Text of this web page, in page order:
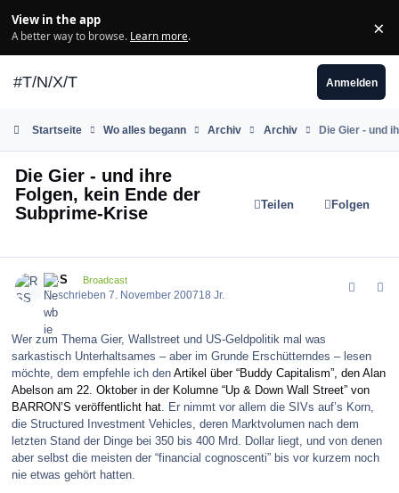
View in the app
A better way to browse. Learn more. ×
#T/N/X/T Anmelden
Startseite Wo alles begann Archiv Archiv Die Gier - und
Die Gier - und ihre
Folgen, kein Ende der
Subprime-Krise
Teilen Folgen
RSS Broadcast
Geschrieben7. November 200718 Jr.
Wer zum Thema Gier, Wallstreet und US-Geldpolitik mal was
sarkastisch Unterhaltsames – aber im Grunde Erschütterndes – lesen
möchte, dem empfehle ich den Artikel über “Buddy Capitalism”, den Alan
Abelson am 22. Oktober in der Kolumne “Up & Down Wall Street” von
BARRON’S veröffentlicht hat. Er nimmt vor allem die SIVs auf’s Korn,
die Structured Investment Vehicles, deren Marktvolumen nach dem
letzten Stand der Dinge bei 350 bis 400 Mrd. Dollar liegt, und von denen
aber selbst die meisten der “financial cognoscenti” bis vor kurzem noch
nie etwas gehört hatten.